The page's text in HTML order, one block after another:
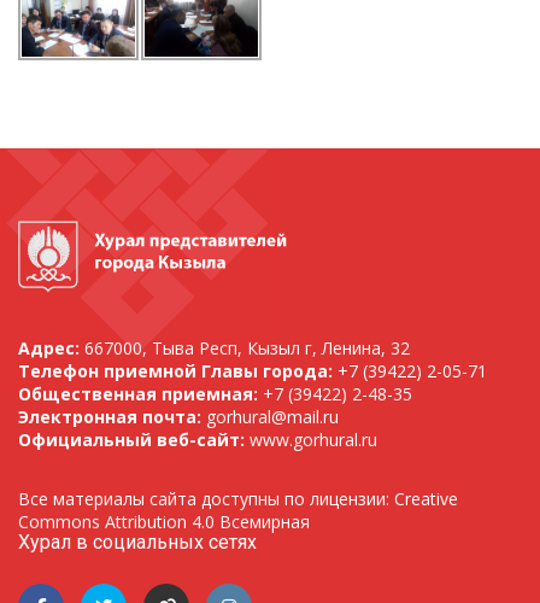
Адрес: 667000, Тыва Респ, Кызыл г, Ленина, 32
Телефон приемной Главы города: +7 (39422) 2-05-71
Общественная приемная: +7 (39422) 2-48-35
Электронная почта: gorhural@mail.ru
Официальный веб-сайт: www.gorhural.ru
Все материалы сайта доступны по лицензии: Creative
Commons Attribution 4.0 Всемирная
Хурал в социальных сетях